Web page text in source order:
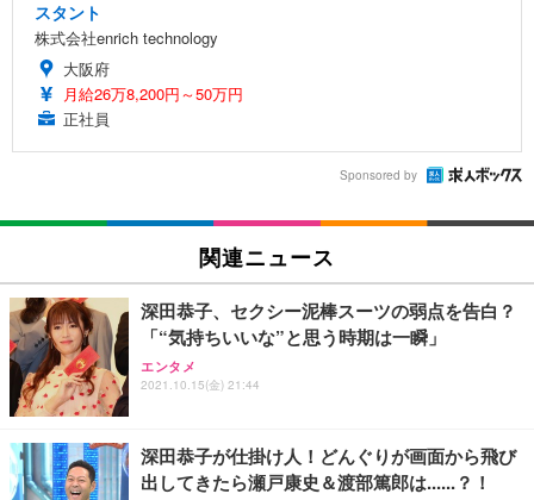
スタント
株式会社enrich technology
大阪府
月給26万8,200円～50万円
正社員
Sponsored by
関連ニュース
深田恭子、セクシー泥棒スーツの弱点を告白？
「“気持ちいいな”と思う時期は一瞬」
エンタメ
2021.10.15(金) 21:44
深田恭子が仕掛け人！どんぐりが画面から飛び
出してきたら瀬戸康史＆渡部篤郎は......？！